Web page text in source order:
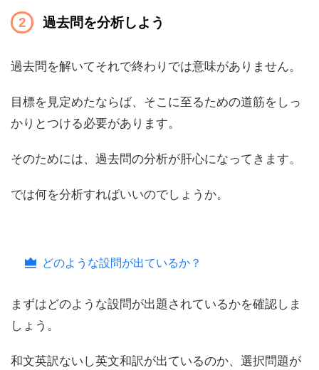
過去問を分析しよう
過去問を解いてそれで終わりでは意味がありません。
目標を見定めたならば、そこに至るための道筋をしっ
かりとつける必要があります。
そのためには、過去問の分析が肝心になってきます。
では何を分析すればいいのでしょうか。
どのような設問が出ているか？
まずはどのような設問が出題されているかを確認しま
しょう。
和文英訳ないし英文和訳が出ているのか、選択問題が